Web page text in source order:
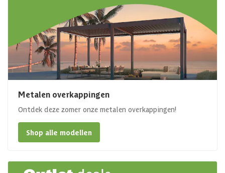
Metalen overkappingen
Ontdek deze zomer onze metalen overkappingen!
Shop alle modellen